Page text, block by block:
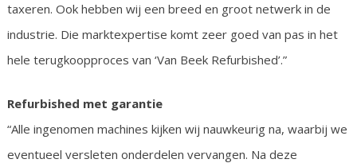
taxeren. Ook hebben wij een breed en groot netwerk in de
industrie. Die marktexpertise komt zeer goed van pas in het
hele terugkoopproces van ‘Van Beek Refurbished’.”
Refurbished met garantie
“Alle ingenomen machines kijken wij nauwkeurig na, waarbij we
eventueel versleten onderdelen vervangen. Na deze